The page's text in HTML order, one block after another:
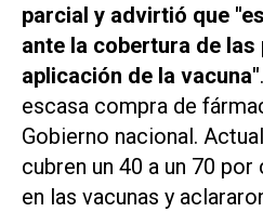
parcial y advirtió que
ante la cobertura de las
aplicación de la vacuna"
escasa compra de
Gobierno nacional.
cubren un 40 a un 70
en las vacunas y